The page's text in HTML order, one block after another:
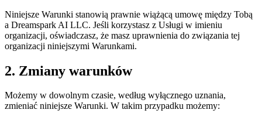
Niniejsze Warunki stanowią prawnie wiążącą umowę między Tobą
a Dreamspark AI LLC. Jeśli korzystasz z Usługi w imieniu
organizacji, oświadczasz, że masz uprawnienia do związania tej
organizacji niniejszymi Warunkami.
2. Zmiany warunków
Możemy w dowolnym czasie, według wyłącznego uznania,
zmieniać niniejsze Warunki. W takim przypadku możemy: